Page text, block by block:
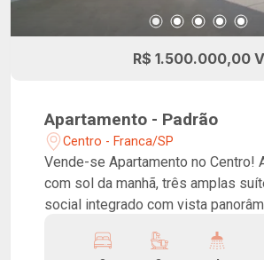
R$ 1.500.000,00 V
Apartamento - Padrão
Centro - Franca/SP
Vende-se Apartamento no Centro! Apartamento
com sol da manhã, três amplas
social integrado com vista
com piscina aquecida, sauna, área